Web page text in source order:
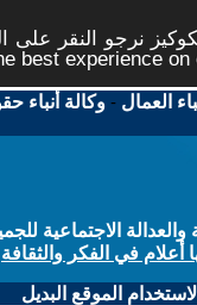
نرجو النقر على
best experience on
العمال -وكالة أنباء
الاجتماعية
أعلام في الفكر والثقافة
الموقع البديل